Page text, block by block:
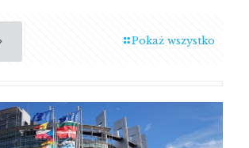
Pokaż wszystko